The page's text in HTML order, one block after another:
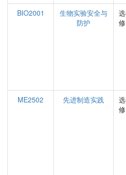
BIO2001
生物实验安全与
防护
选
修
ME2502
先进制造实践
选
修